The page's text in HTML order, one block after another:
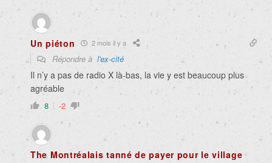
Un piéton 2 mois il y a
Répondre à l'ex-cité
Il n’y a pas de radio X là-bas, la vie y est beaucoup plus
agréable
8 -2
The Montréalais tanné de payer pour le village